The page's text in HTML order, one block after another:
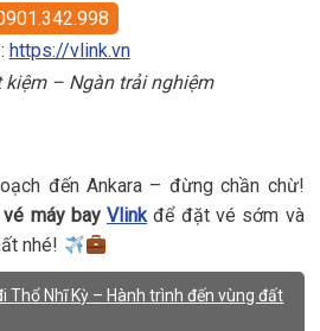
https://vlink.vn
kiệm – Ngàn trải nghiệm
đến Ankara – đừng chần chừ!
máy bayVlinkđể đặt vé sớm và
nhé!
Thổ Nhĩ Kỳ – Hành trình đến vùng đất